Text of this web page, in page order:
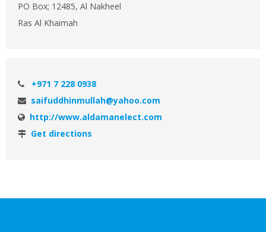
PO Box; 12485, Al Nakheel
Ras Al Khaimah
+971 7 228 0938
saifuddhinmullah@yahoo.com
http://www.aldamanelect.com
Get directions